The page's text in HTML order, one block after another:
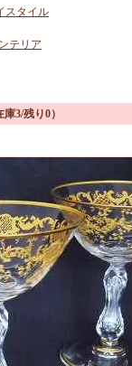
スタイル
テリア
庫3/残り0）